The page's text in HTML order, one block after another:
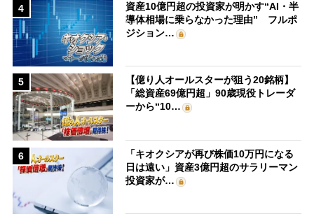
4
資産10億円超の投資家が明かす“AI・半
導体相場に乗らなかった理由” フルポ
ジション…
5
【億り人オールスターが狙う20銘柄】
「総資産69億円超」90歳現役トレーダ
ーから“10…
6
「キオクシアが再び株価10万円になる
日は遠い」資産3億円超のサラリーマン
投資家が…